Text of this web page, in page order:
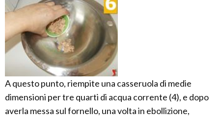
A questo punto, riempite una casseruola di medie
dimensioni per tre quarti di acqua corrente (4), e dopo
averla messa sul fornello, una volta in ebollizione,